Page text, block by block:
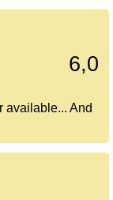
6,0
available... And